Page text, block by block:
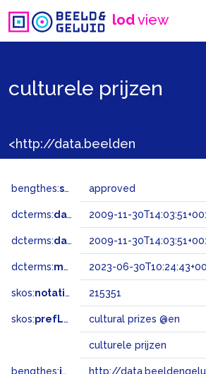
lodview
culturele prijzen
bengthes:status approved
dcterms:dateAccepted 2009-11-
dcterms:dateSubmitted 2009-11-
dcterms:modified 2023-06-
skos:notation 215351
skos:prefLabel cultural prizes @en
culturele prijzen
bengthes:inSet http://